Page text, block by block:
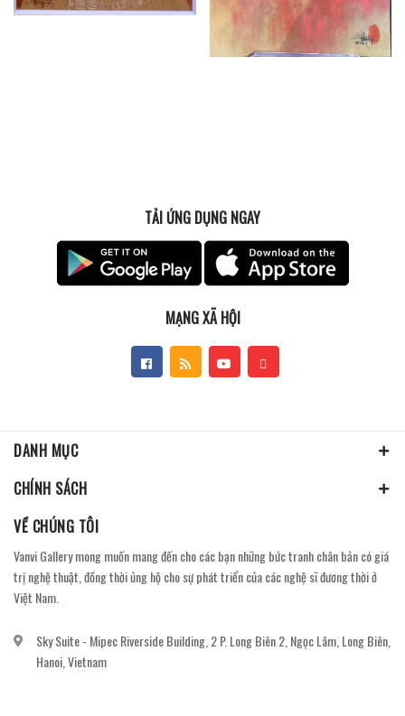
TẢI ỨNG DỤNG NGAY
MẠNG XÃ HỘI
DANH MỤC
CHÍNH SÁCH
VỀ CHÚNG TÔI
Vanvi Gallery mong muốn mang đến cho các bạn những bức tranh chân bản có giá
trị nghệ thuật, đồng thời ủng hộ cho sự phát triển của các nghệ sĩ đương thời ở
Việt Nam.
Sky Suite - Mipec Riverside Building, 2 P. Long Biên 2, Ngọc Lâm, Long Biên,
Hanoi, Vietnam